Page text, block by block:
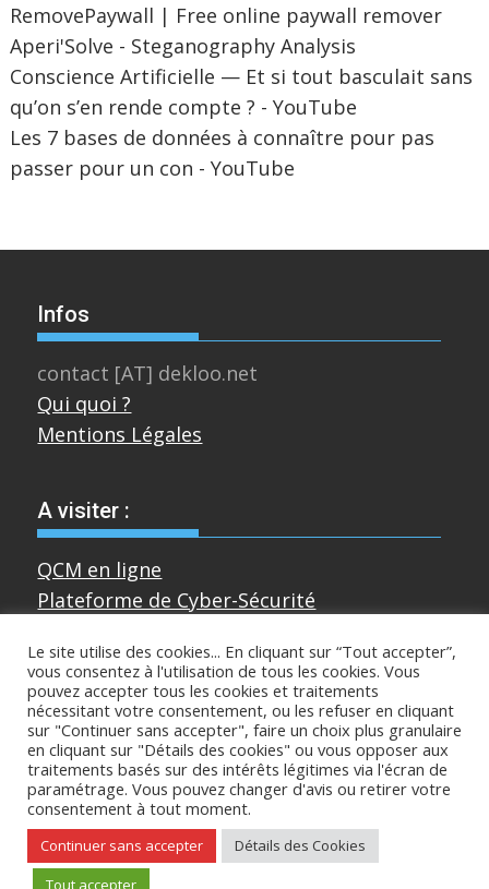
RemovePaywall | Free online paywall remover
Aperi'Solve - Steganography Analysis
Conscience Artificielle — Et si tout basculait sans
qu’on s’en rende compte ? - YouTube
Les 7 bases de données à connaître pour pas
passer pour un con - YouTube
Infos
contact [AT] dekloo.net
Qui quoi ?
Mentions Légales
A visiter :
QCM en ligne
Plateforme de Cyber-Sécurité
Divers
Sur mastodon
Copyright © All rights reserved
Proudly powered by WordPress |Theme:
Le site utilise des cookies... En cliquant sur “Tout accepter”,
vous consentez à l'utilisation de tous les cookies. Vous
pouvez accepter tous les cookies et traitements
nécessitant votre consentement, ou les refuser en cliquant
sur "Continuer sans accepter", faire un choix plus granulaire
en cliquant sur "Détails des cookies" ou vous opposer aux
traitements basés sur des intérêts légitimes via l'écran de
paramétrage. Vous pouvez changer d'avis ou retirer votre
consentement à tout moment.
Continuer sans accepter
Détails des Cookies
Tout accepter